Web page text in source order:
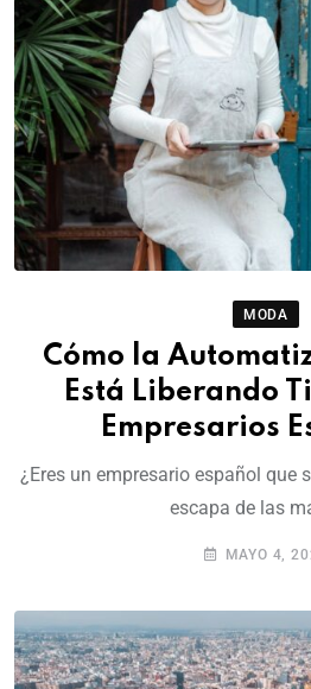
MODA
Cómo la
Está Liberando
Empresarios
¿Eres un empresario español que
escapa de las
MAYO 4,